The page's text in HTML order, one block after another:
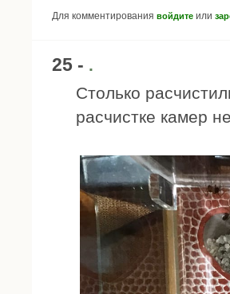
Для комментирования войдите или
25 - .
Столько
расчистке камер